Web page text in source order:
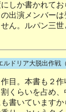
しか書かれて
出演メンバー
ん。ルパン三
ドリア大脱出作戦
目。本書も２
くらいを占め
書いています